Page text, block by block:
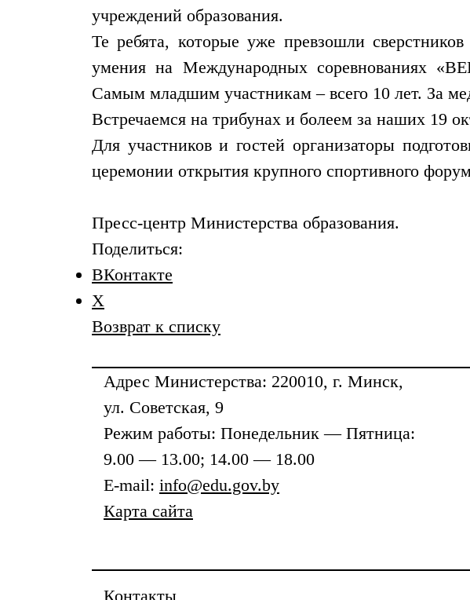
учреждений образования.
Те ребята, которые уже превзошли
умения на Международных соревнованиях
Самым младшим участникам – всего 10 лет. За
Встречаемся на трибунах и болеем за наших 19
Для участников и гостей организаторы
церемонии открытия крупного спортивного
Пресс-центр Министерства образования.
Поделиться:
ВКонтакте
X
Возврат к списку
Адрес Министерства: 220010, г. Минск,
ул. Советская, 9
Режим работы: Понедельник — Пятница:
9.00 — 13.00; 14.00 — 18.00
E-mail: info@edu.gov.by
Карта сайта
Контакты